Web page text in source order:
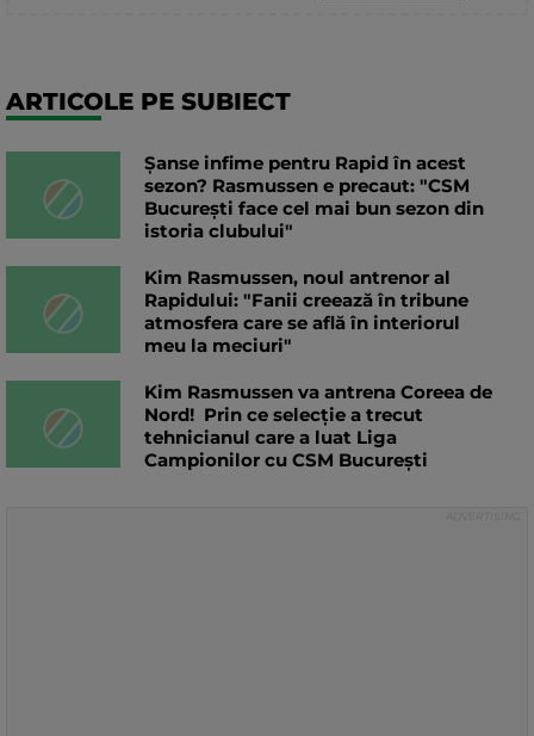
ARTICOLE PE SUBIECT
Șanse infime pentru Rapid în acest
sezon? Rasmussen e precaut: "CSM
București face cel mai bun sezon din
istoria clubului"
Kim Rasmussen, noul antrenor al
Rapidului: "Fanii creează în tribune
atmosfera care se află în interiorul
meu la meciuri"
Kim Rasmussen va antrena Coreea de
Nord! Prin ce selecție a trecut
tehnicianul care a luat Liga
Campionilor cu CSM București